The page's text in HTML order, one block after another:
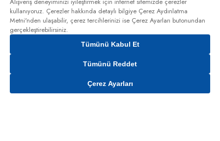
Gelince Haber Ver
kullanıyoruz. Çerezler hakkında detaylı bilgiye Çerez Aydınlatma
Metni'nden ulaşabilir, çerez tercihlerinizi ise Çerez Ayarları butonundan
gerçekleştirebilirsiniz.
Tümünü Kabul Et
Tümünü Reddet
Çerez Ayarları